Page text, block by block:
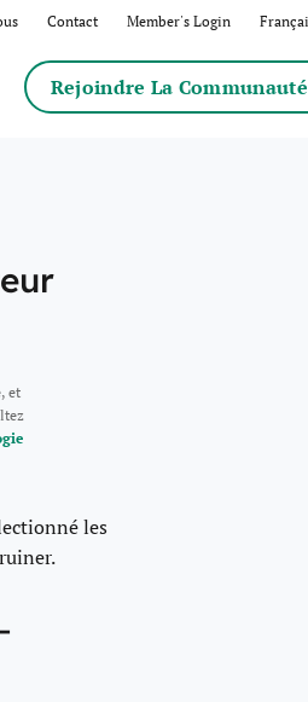
Contact Member's Login
Rejoindre La Communauté
et
les